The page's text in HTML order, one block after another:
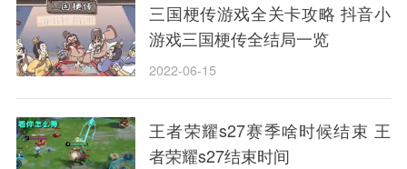
三国梗传游戏全关卡攻略 抖音小
游戏三国梗传全结局一览
2022-06-15
王者荣耀s27赛季啥时候结束 王
者荣耀s27结束时间